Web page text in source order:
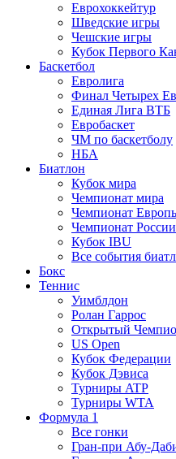
Еврохоккейтур
Шведские игры
Чешские игры
Кубок Первого
Баскетбол
Евролига
Финал Четырех
Единая Лига ВТБ
Евробаскет
ЧМ по баскетболу
НБА
Биатлон
Кубок мира
Чемпионат мира
Чемпионат
Чемпионат России
Кубок IBU
Все события
Бокс
Теннис
Уимблдон
Ролан Гаррос
Открытый
US Open
Кубок Федерации
Кубок Дэвиса
Турниры ATP
Турниры WTA
Формула 1
Все гонки
Гран-при Абу-